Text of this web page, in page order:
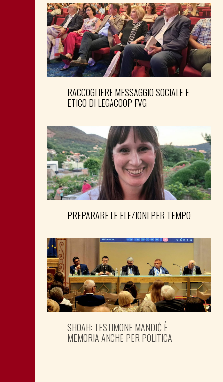
RACCOGLIERE MESSAGGIO SOCIALE E
ETICO DI LEGACOOP FVG
PREPARARE LE ELEZIONI PER TEMPO
SHOAH: TESTIMONE MANDIĆ È
MEMORIA ANCHE PER POLITICA